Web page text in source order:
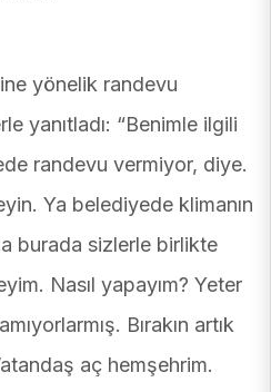
yönelik randevu
yanıtladı: “Benimle ilgili
randevu vermiyor, diye.
Ya belediyede klimanın
burada sizlerle birlikte
Nasıl yapayım? Yeter
Bırakın artık
aç hemşehrim.